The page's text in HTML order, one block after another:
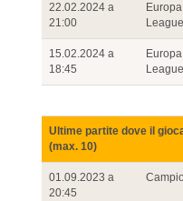
22.02.2024 a
21:00
Europa
League
15.02.2024 a
18:45
Europa
League
Ultime partite dove il
(max. 10)
01.09.2023 a
20:45